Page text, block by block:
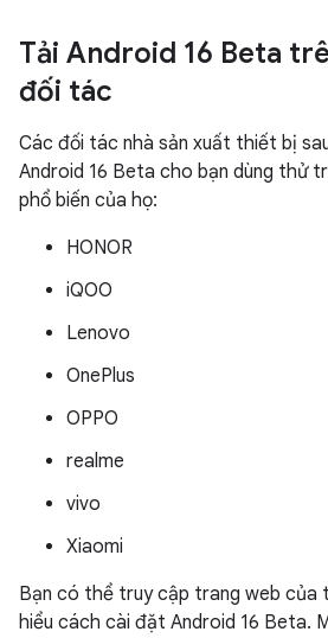
Tải Android 16 Beta
đối tác
Các đối tác nhà sản xuất thiết bị
Android 16 Beta cho bạn dùng thử
phổ biến của họ:
HONOR
iQOO
Lenovo
OnePlus
OPPO
realme
vivo
Xiaomi
Bạn có thể truy cập trang web của
hiểu cách cài đặt Android 16 Beta.